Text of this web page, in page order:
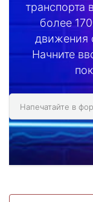
транспорта
более
движения
Начните